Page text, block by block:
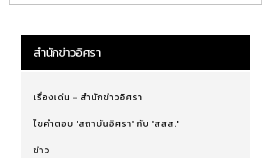
สำนักข่าวอิศรา
เรื่องเด่น - สำนักข่าวอิศรา
ไขคำตอบ 'สถาบันอิศรา' กับ 'สสส.'
ข่าว